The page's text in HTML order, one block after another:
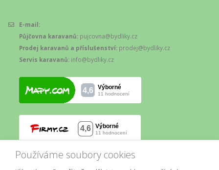
Používáme soubory cookies
E-mail:
Půjčovna karavanů: pujcovna@bydliky.cz
Prodej karavanů a příslušenství: prodej@bydliky.cz
Servis karavanů: info@bydliky.cz